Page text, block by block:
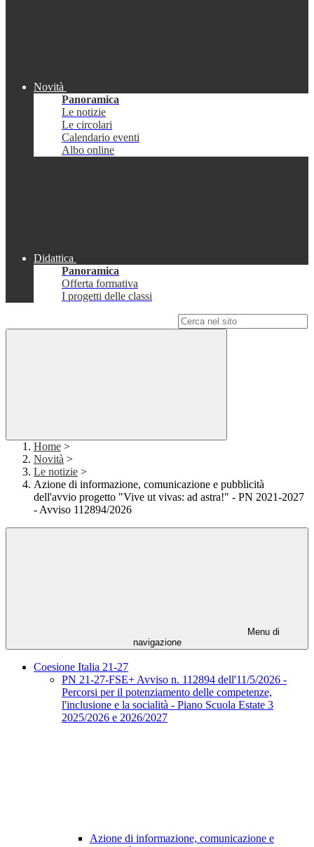
Novità
Panoramica
Le notizie
Le circolari
Calendario eventi
Albo online
Didattica
Panoramica
Offerta formativa
I progetti delle classi
Home >
Novità >
Le notizie >
Azione di informazione, comunicazione e pubblicità
dell'avvio progetto "Vive ut vivas: ad astra!" - PN 2021-2027
- Avviso 112894/2026
Menu di
navigazione
Coesione Italia 21-27
PN 21-27-FSE+ Avviso n. 112894 dell'11/5/2026 -
Percorsi per il potenziamento delle competenze,
l'inclusione e la socialità - Piano Scuola Estate 3
2025/2026 e 2026/2027
Azione di informazione, comunicazione e